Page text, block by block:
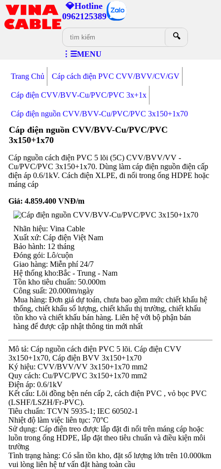
💎Hotline
0962125389
🔍
⋮☰MENU
Trang Chủ Cáp cách điện PVC CVV/BVV/CV/GV
Cáp điện CVV/BVV-Cu/PVC/PVC 3x+1x
Cáp điện nguồn CVV/BVV-Cu/PVC/PVC 3x150+1x70
Cáp điện nguồn CVV/BVV-Cu/PVC/PVC
3x150+1x70
Cáp nguồn cách điện PVC 5 lõi (5C) CVV/BVV/VV -
Cu/PVC/PVC 3x150+1x70. Dùng làm cáp điện nguồn điện cấp
điện áp 0.6/1kV. Cách điện XLPE, đi nổi trong ống HDPE hoặc
máng cáp
Giá: 4.859.400VNĐ/m
Nhãn hiệu: Vina Cable
Xuất xứ: Cáp điện Việt Nam
Bảo hành: 12 tháng
Đóng gói: Lô/cuộn
Giao hàng: Miễn phí 24/7
Hệ thống kho:Bắc - Trung - Nam
Tồn kho tiêu chuẩn: 50.000m
Công suất: 20.000m/ngày
Mua hàng: Đơn giá dự toán, chưa bao gồm mức chiết khấu hệ
thống, chiết khấu số lượng, chiết khấu thị trường, chiết khấu
tồn kho và chiết khấu bán hàng. Liên hệ với bộ phận bán
hàng để được cập nhật thông tin mới nhất
Mô tả: Cáp nguồn cách điện PVC 5 lõi. Cáp điện CVV
3x150+1x70, Cáp điện BVV 3x150+1x70
Ký hiệu: CVV/BVV/VV 3x150+1x70 mm2
Quy cách: Cu/PVC/PVC 3x150+1x70 mm2
Điện áp: 0.6/1kV
Kết cấu: Lõi đồng bện nén cấp 2, cách điện PVC , vỏ bọc PVC
(LSHF/LSZH/Fr-PVC).
Tiêu chuẩn: TCVN 5935-1; IEC 60502-1
Nhiệt độ làm việc liên tục: 70°C
Sử dụng: Cáp điện treo được lắp đặt đi nổi trên máng cáp hoặc
luồn trong ống HDPE, lắp đặt theo tiêu chuẩn và điều kiện môi
trường
Tình trạng hàng: Có sẵn tồn kho, đặt số lượng lớn trên 10.000km
vui lòng liên hệ tư vấn đặt hàng toàn cầu